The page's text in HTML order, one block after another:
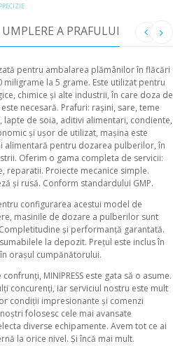
A PRAFULUI
pentru ambalarea plămânilor în flăcări
miligrame la 5 grame. Este utilizat pentru
chimice și alte industrii, în care doza de
necesară. Prafuri: rașini, sare, teme
de soia, aditivi alimentari, condiente,
și ușor de utilizat, mașina este
alimentară pentru dozarea pulberilor, în
Oferim o gama completa de servicii:
reparatii. Proiecte mecanice simple.
și rusă. Conform standardului GMP.
configurarea acestui model de
masinile de dozare a pulberilor sunt
şi performanţă garantată.
la depozit. Prețul este inclus în
orașul cumpănătorului.
MINIPRESS este gata să o asume.
concurenți, iar serviciul nostru este mult
condiții impresionante și comenzi
folosesc cele mai avansate
diverse echipamente. Avem tot ce ai
la orice nivel. Și încă mai mult.